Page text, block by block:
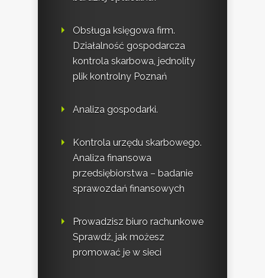
Obsługa księgowa firm.
Działalność gospodarcza
kontrola skarbowa, jednolity
plik kontrolny Poznań
Analiza gospodarki.
Kontrola urzędu skarbowego.
Analiza finansowa
przedsiębiorstwa – badanie
sprawozdań finansowych
Prowadzisz biuro rachunkowe
Sprawdź, jak możesz
promować je w sieci